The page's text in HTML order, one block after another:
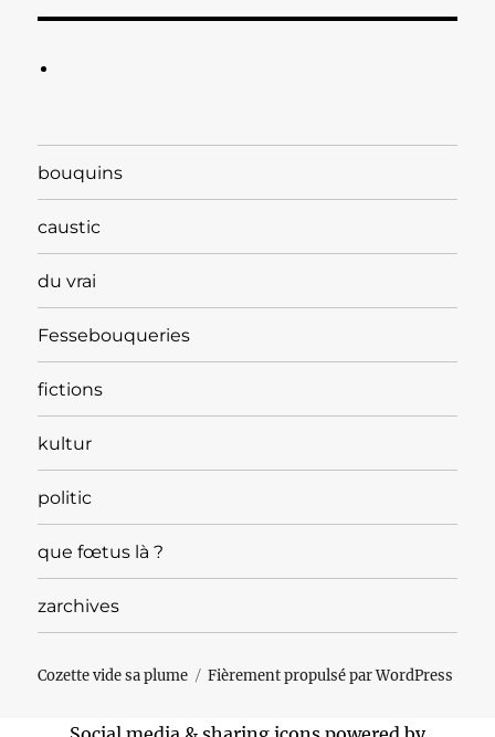
bouquins
caustic
du vrai
Fessebouqueries
fictions
kultur
politic
que fœtus là ?
zarchives
Cozette vide sa plume Fièrement propulsé par WordPress